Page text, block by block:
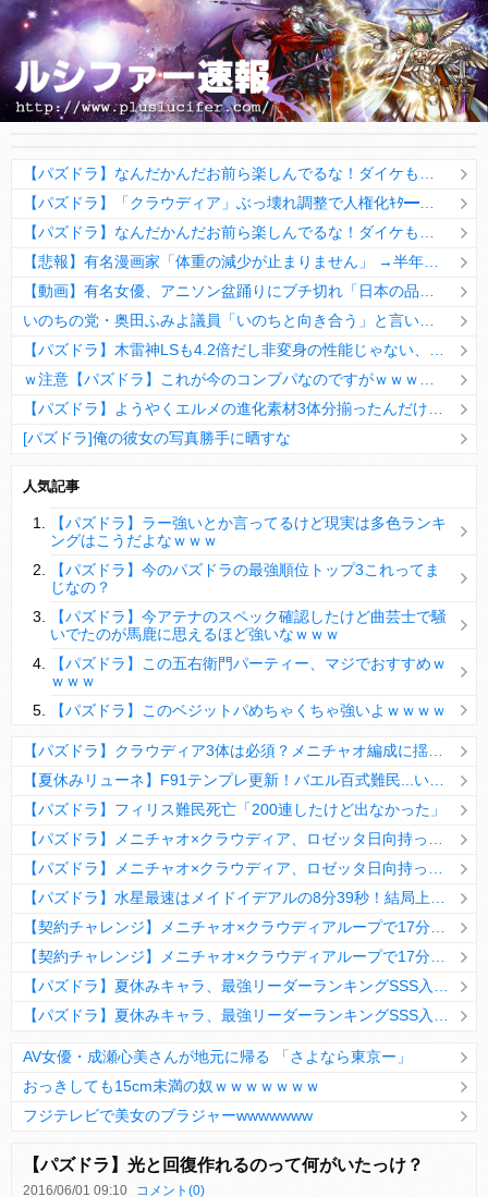
[パズドラ]俺の彼女の写真勝手に晒すな
【パズドラ】陣とか覚醒大小の方がええやろか？
ＤｅＮＡ山崎憲晴 左膝靭帯の手術を無事に終了
Powered by livedoor 相互RSS
人気記事
【パズドラ】ラー強いとか言ってるけど現実は多色ランキ
ングはこうだよなｗｗｗ
【パズドラ】今のパズドラの最強順位トップ3これってま
じなの？
【パズドラ】今アテナのスペック確認したけど曲芸士で騒
いでたのが馬鹿に思えるほど強いなｗｗｗ
【パズドラ】この五右衛門パーティー、マジでおすすめｗ
ｗｗｗ
【パズドラ】このベジットパめちゃくちゃ強いよｗｗｗｗ
【パズドラ】フィリス難民死亡「200連したけど出なかった」
Powered by livedoor 相互RSS
AV女優・成瀬心美さんが地元に帰る 「さよなら東京ー」
おっきしても15cm未満の奴ｗｗｗｗｗｗｗ
フジテレビで美女のブラジャーwwwwwww
【パズドラ】光と回復作れるのって何がいたっけ？
2016/06/01 09:10 コメント(0)